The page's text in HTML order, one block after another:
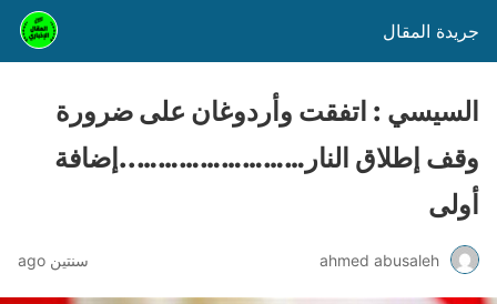
جريدة المقال
السيسي : اتفقت وأردوغان على ضرورة
وقف إطلاق النار……………………..إضافة
أولى
ahmed abusaleh سنتين ago